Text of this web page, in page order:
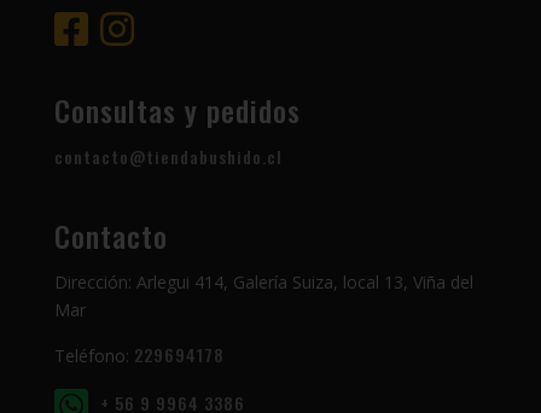
Consultas y pedidos
contacto@tiendabushido.cl
Contacto
Dirección: Arlegui 414, Galería Suiza, local 13, Viña del
Mar
Teléfono: 229694178
+ 56 9 9964 3386